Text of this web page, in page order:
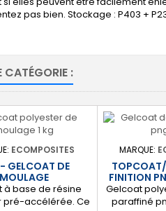
pas bien. Stockage : P403 +
CATÉGORIE :
ECOMPOSITES
GELCOAT DE
MOULAGE
à base de résine
pré-accélérée. Ce
MARQUE:
FINITION
Gelcoat
paraffiné